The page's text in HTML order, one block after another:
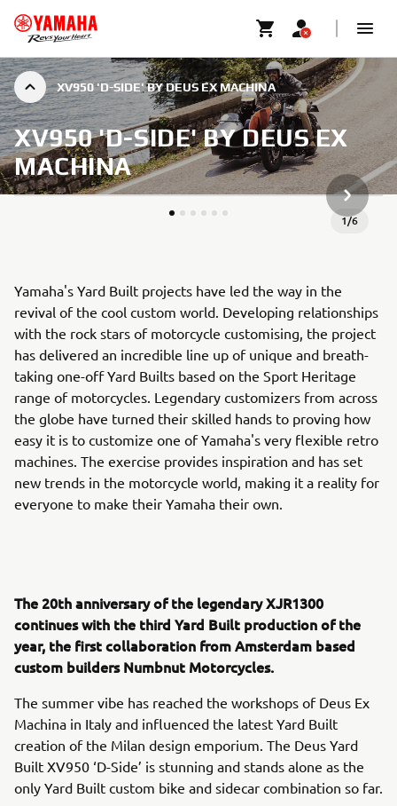
XV950 'D-SIDE' BY DEUS EX MACHINA
XV950 'D-SIDE' BY DEUS EX
MACHINA
1/6
NÄSTA
Yamaha's Yard Built projects have led the way in the
revival of the cool custom world. Developing relationships
with the rock stars of motorcycle customising, the project
has delivered an incredible line up of unique and breath-
taking one-off Yard Builts based on the Sport Heritage
range of motorcycles. Legendary customizers from across
the globe have turned their skilled hands to proving how
easy it is to customize one of Yamaha's very flexible retro
machines. The exercise provides inspiration and has set
new trends in the motorcycle world, making it a reality for
everyone to make their Yamaha their own.
The 20th anniversary of the legendary XJR1300
continues with the third Yard Built production of the
year, the first collaboration from Amsterdam based
custom builders Numbnut Motorcycles.
The summer vibe has reached the workshops of Deus Ex
Machina in Italy and influenced the latest Yard Built
creation of the Milan design emporium. The Deus Yard
Built XV950 ‘D-Side’ is stunning and stands alone as the
only Yard Built custom bike and sidecar combination so far.